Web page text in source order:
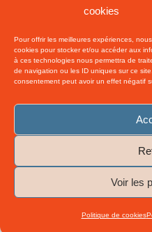
cookies
Pour offrir les meilleures expériences,
cookies pour stocker et/ou accéder aux
à ces technologies nous permettra de
de navigation ou les ID uniques sur ce
consentement peut avoir un effet négatif
Voir les
Politique de cookies
2 juin 2025
/
©2026 Interdoc. Tous droits
Enfold
Politique de confidentialité